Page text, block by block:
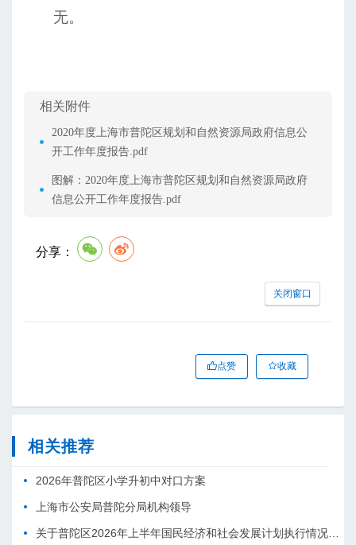
无。
相关附件
2020年度上海市普陀区规划和自然资源局政府信息公
开工作年度报告.pdf
图解：2020年度上海市普陀区规划和自然资源局政府
信息公开工作年度报告.pdf
分享：
关闭窗口
点赞 收藏
相关推荐
2026年普陀区小学升初中对口方案
上海市公安局普陀分局机构领导